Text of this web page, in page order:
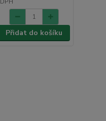
DPH
Přidat do košíku